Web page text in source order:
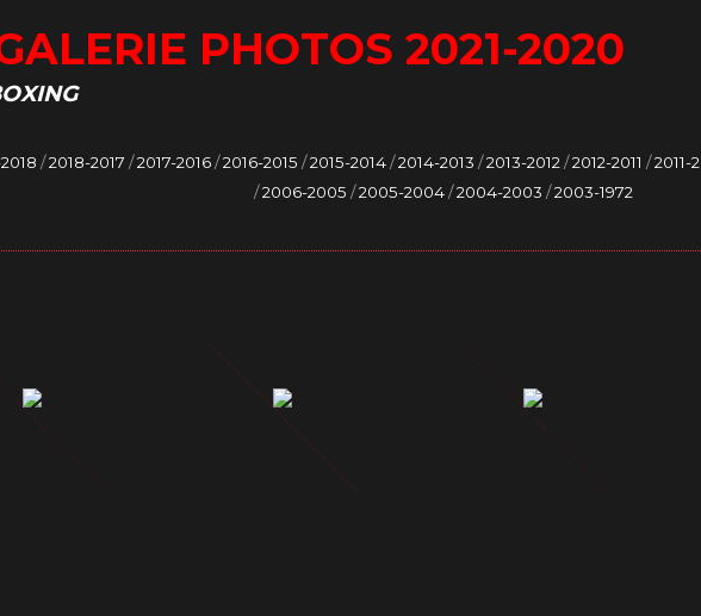
PHOTOS 2021-2020
/2018-2017 /2017-2016/2016-2015 /2015-2014/2014-2013 /2013-2012 /2012-2011 /2011-
/2006-2005 /2005-2004/2004-2003 /2003-1972